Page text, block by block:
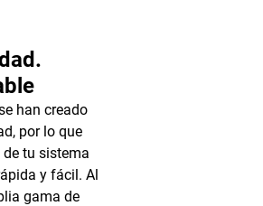
han creado
por lo que
tu sistema
y fácil. Al
gama de